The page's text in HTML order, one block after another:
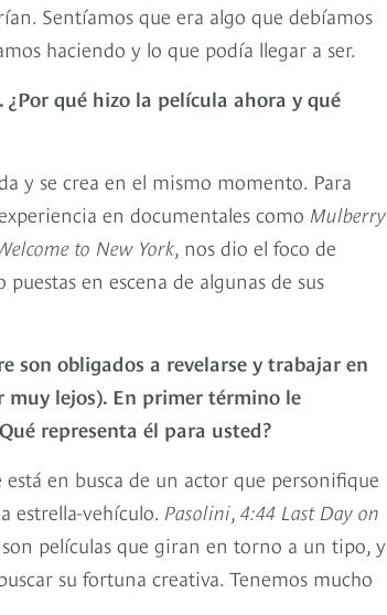
Sentíamos que era algo que debíamos
haciendo y lo que podía llegar a ser.
qué hizo la película ahora y qué
y se crea en el mismo momento. Para
en documentales como Mulberry
to New York, nos dio el foco de
en escena de algunas de sus
son obligados a revelarse y trabajar en
muy lejos). En primer término le
representa él para usted?
en busca de un actor que personifique
estrella-vehículo. Pasolini, 4:44 Last Day on
películas que giran en torno a un tipo, y
su fortuna creativa. Tenemos mucho